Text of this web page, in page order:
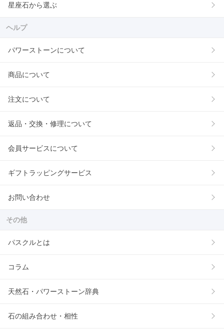
星座石から選ぶ
ヘルプ
パワーストーンについて
商品について
注文について
返品・交換・修理について
会員サービスについて
ギフトラッピングサービス
お問い合わせ
その他
パスクルとは
コラム
天然石・パワーストーン辞典
石の組み合わせ・相性